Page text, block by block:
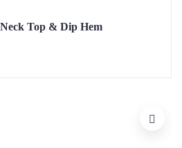
Top & Dip Hem